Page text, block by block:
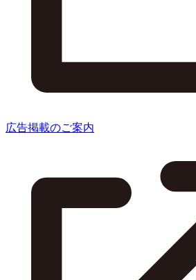
広告掲載のご案内